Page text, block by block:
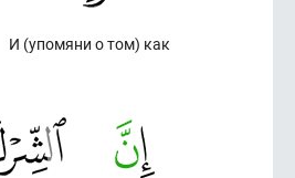
И (упомяни о том) как